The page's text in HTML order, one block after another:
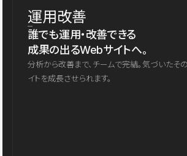
運用改善
誰でも運用・改善できる
成果の出るWebサイトへ。
分析から改善まで、チームで完結。気づいたそ
イトを成長させられます。